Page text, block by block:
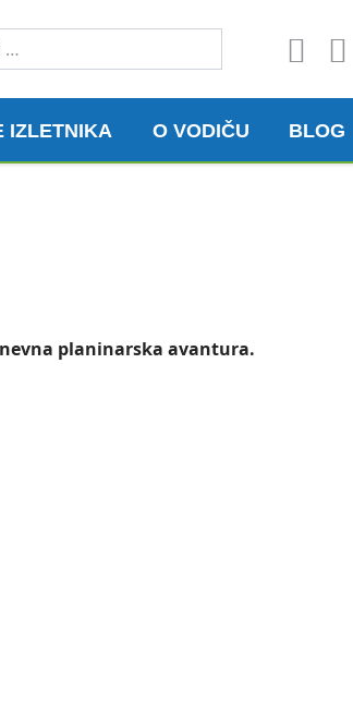
IZLETNIKA O VODIČU BLOG
planinarska avantura.